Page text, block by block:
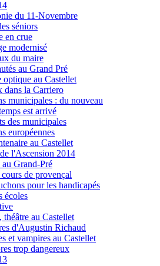
du 11-Novembre
séniors
en crue
modernisé
du maire
au Grand Pré
au Castellet
dans la Carriero
municipales : du nouveau
est arrivé
des municipales
européennes
au Castellet
l'Ascension 2014
au Grand-Pré
de provençal
pour les handicapés
écoles
théâtre au Castellet
d'Augustin Richaud
et vampires au Castellet
trop dangereux